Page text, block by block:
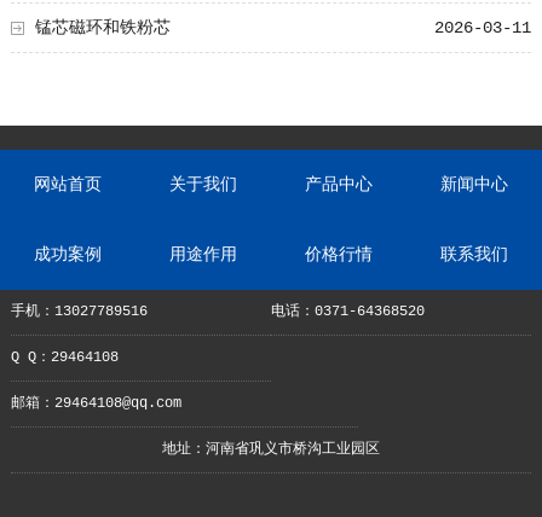
2026-03-11
锰芯磁环和铁粉芯
网站首页 关于我们 产品中心 新闻中心
成功案例 用途作用 价格行情 联系我们
手机：13027789516 电话：0371-64368520
Q Q：29464108
邮箱：29464108@qq.com
地址：河南省巩义市桥沟工业园区